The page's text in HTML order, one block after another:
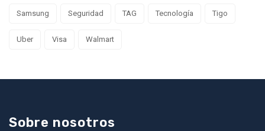
Samsung Seguridad TAG Tecnología Tigo
Uber Visa Walmart
Sobre nosotros